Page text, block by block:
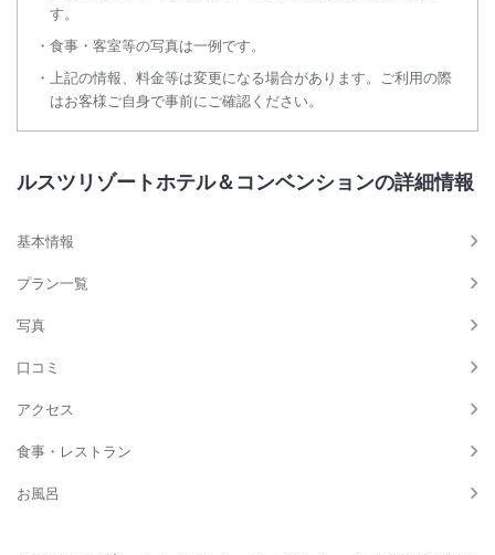
す。
食事・客室等の写真は一例です。
上記の情報、料金等は変更になる場合があります。ご利用の際
はお客様ご自身で事前にご確認ください。
ルスツリゾートホテル＆コンベンションの詳細情報
基本情報
プラン一覧
写真
口コミ
アクセス
食事・レストラン
お風呂